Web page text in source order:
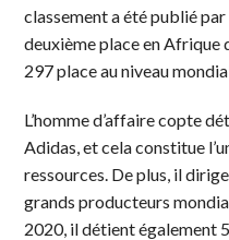
classement a été publié
deuxième place en
297 place au niveau
L’homme d’affaire copte
Adidas, et cela constitue
ressources. De plus, il
grands producteurs
2020, il détient également